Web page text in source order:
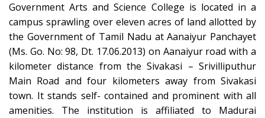
Government Arts and Science College is located in a
campus sprawling over eleven acres of land allotted by
the Government of Tamil Nadu at Aanaiyur Panchayet
(Ms. Go. No: 98, Dt. 17.06.2013) on Aanaiyur road with a
kilometer distance from the Sivakasi – Srivilliputhur
Main Road and four kilometers away from Sivakasi
town. It stands self- contained and prominent with all
amenities. The institution is affiliated to Madurai